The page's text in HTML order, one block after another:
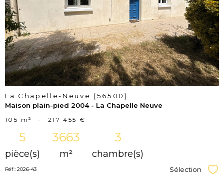
bien
La Chapelle-Neuve (56500)
Maison plain-pied 2004 - La Chapelle Neuve
105 m² - 217 455 €
5
pièce(s)
3663
m²
3
chambre(s)
Réf : 2026-43 Sélection